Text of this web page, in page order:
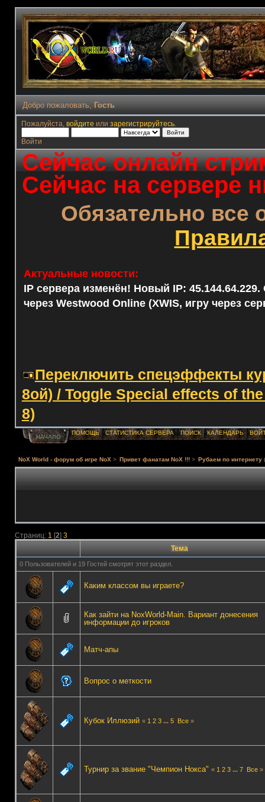
Добро пожаловать, Гость
Пожалуйста, войдите или зарегистрируйтесь.
Войти
Сейчас онлайн
Сейчас на сервере
Обязательно все
Актуальные новости:
IP сервера изменён! Новый IP: 45.144.64.229.
через Westwood Online (XWIS, игру через
Переключить спецэффекты
8ой) / Toggle Special effects of
8)
НАЧАЛО
ПОМОЩЬ СТАТИСТИКА СЕРВЕРА ПОИСК КАЛЕНДАРЬ
NoX World - форум об игре NoX > Привет фанатам NoX !!! > Рубаем по интернету
Страниц: 1 [2] 3
Тема
0 Пользователей и 19 Гостей смотрят этот раздел.
Каким классом вы играете?
Как зайти на NoxWorld-Main. Вариант донесения
информации до игроков
Матч-апы
Вопрос о меткости
Кубок Иллюзий « 1 2 3 ... 5 Все»
Турнир за звание "Чемпион Нокса" « 1 2 3 ... 7 Все»